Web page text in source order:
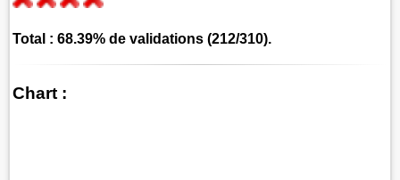
Total : 68.39% de validations (212/310).
Chart :